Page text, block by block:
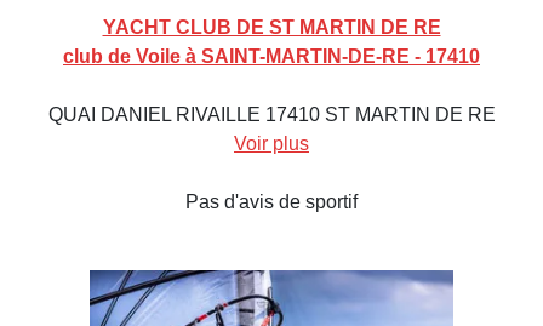
YACHT CLUB DE ST MARTIN DE RE
club de Voile à SAINT-MARTIN-DE-RE - 17410
QUAI DANIEL RIVAILLE 17410 ST MARTIN DE RE
Voir plus
Pas d'avis de sportif